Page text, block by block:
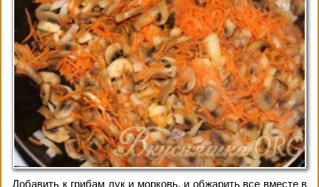
Добавить к грибам лук и морковь, и обжарить все вместе в